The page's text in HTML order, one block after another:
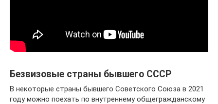
Безвизовые страны бывшего СССР
В некоторые страны бывшего Советского Союза в 2021
году можно поехать по внутреннему общегражданскому